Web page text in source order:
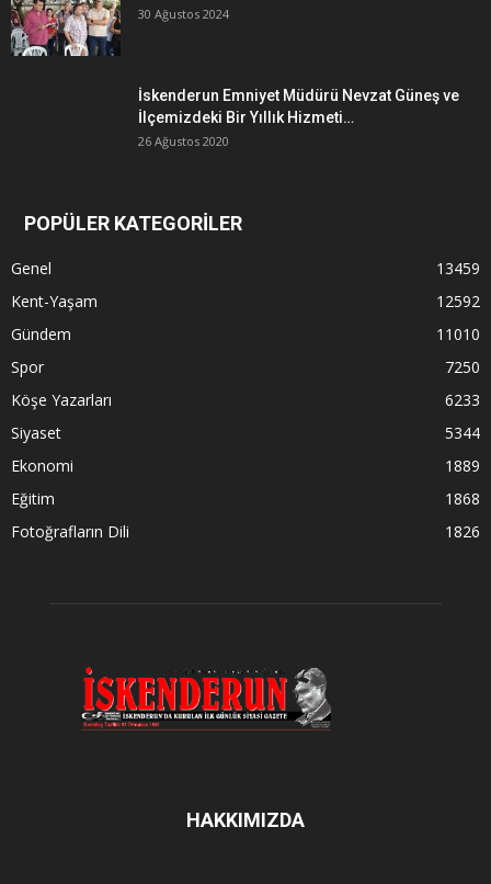
30 Ağustos 2024
İskenderun Emniyet Müdürü Nevzat Güneş ve
İlçemizdeki Bir Yıllık Hizmeti…
26 Ağustos 2020
POPÜLER KATEGORİLER
Genel
13459
Kent-Yaşam
12592
Gündem
11010
Spor
7250
Köşe Yazarları
6233
Siyaset
5344
Ekonomi
1889
Eğitim
1868
Fotoğrafların Dili
1826
HAKKIMIZDA